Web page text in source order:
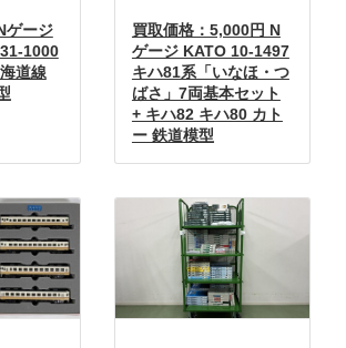
ゲージ
1000
道線
買取価格：5,000円 N
ゲージ KATO 10-1497
キハ81系「いなほ・つ
ばさ」7両基本セット
+ キハ82 キハ80 カト
ー 鉄道模型